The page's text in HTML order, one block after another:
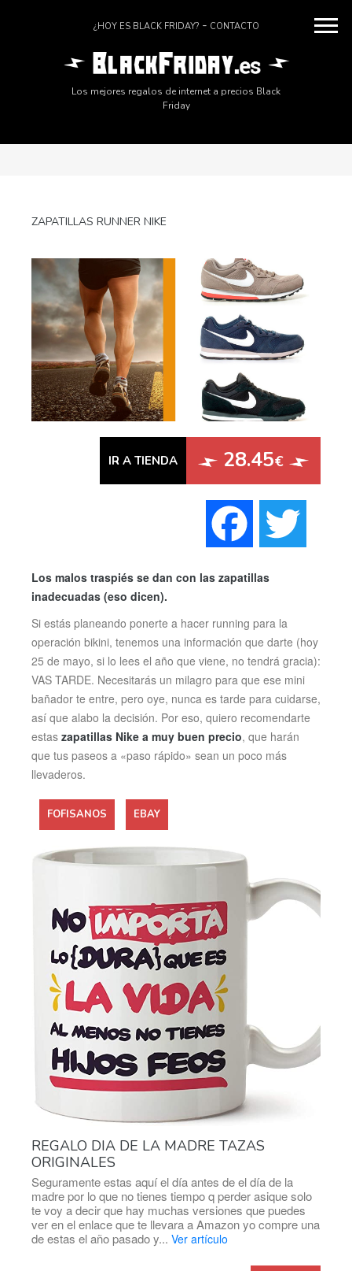
¿HOY ES BLACK FRIDAY? CONTACTO
Los mejores regalos de internet a precios Black
Friday
ZAPATILLAS RUNNER NIKE
IR A TIENDA 28.45€
Los malos traspiés se dan con las zapatillas
inadecuadas (eso dicen).
Si estás planeando ponerte a hacer running para la
operación bikini, tenemos una información que darte (hoy
25 de mayo, si lo lees el año que viene, no tendrá gracia):
VAS TARDE. Necesitarás un milagro para que ese mini
bañador te entre, pero oye, nunca es tarde para cuidarse,
así que alabo la decisión. Por eso, quiero recomendarte
estas zapatillas Nike a muy buen precio, que harán
que tus paseos a «paso rápido» sean un poco más
llevaderos.
FOFISANOS EBAY
REGALO DIA DE LA MADRE TAZAS
ORIGINALES
Seguramente estas aquí el día antes de el día de la
madre por lo que no tienes tiempo q perder asique solo
te voy a decir que hay muchas versiones que puedes
ver en el enlace que te llevara a Amazon yo compre una
de estas el año pasado y... Ver artículo